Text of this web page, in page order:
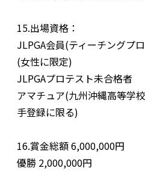
15.出場資格：
JLPGA会員(ティーチングプ
(女性に限定)
JLPGAプロテスト未合格者
アマチュア(九州沖縄高等学
手登録に限る)
16.賞金総額 6,000,000円
優勝 2,000,000円